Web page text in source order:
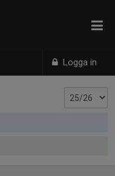
Logga in